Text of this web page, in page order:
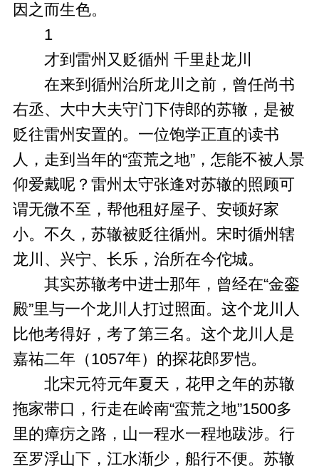
因之而生色。
1
才到雷州又贬循州 千里赴龙川
在来到循州治所龙川之前，曾任尚书
右丞、大中大夫守门下侍郎的苏辙，是被
贬往雷州安置的。一位饱学正直的读书
人，走到当年的“蛮荒之地”，怎能不被人景
仰爱戴呢？雷州太守张逢对苏辙的照顾可
谓无微不至，帮他租好屋子、安顿好家
小。不久，苏辙被贬往循州。宋时循州辖
龙川、兴宁、长乐，治所在今佗城。
其实苏辙考中进士那年，曾经在“金銮
殿”里与一个龙川人打过照面。这个龙川人
比他考得好，考了第三名。这个龙川人是
嘉祐二年（1057年）的探花郎罗恺。
北宋元符元年夏天，花甲之年的苏辙
拖家带口，行走在岭南“蛮荒之地”1500多
里的瘴疠之路，山一程水一程地跋涉。行
至罗浮山下，江水渐少，船行不便。苏辙